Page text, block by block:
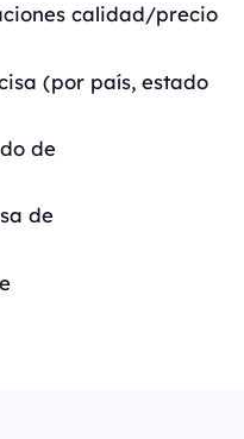
calidad/precio
(por país, estado
de
de